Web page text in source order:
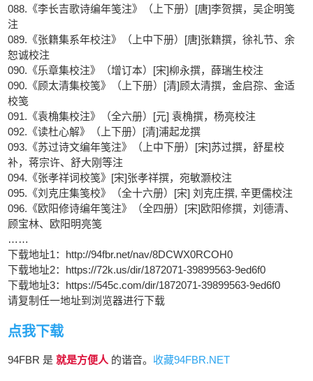
088.《李长吉歌诗编年笺注》（上下册）[唐]李贺撰，吴企明笺
注
089.《张籍集系年校注》（上中下册）[唐]张籍撰，徐礼节、余
恕诚校注
090.《乐章集校注》（增订本）[宋]柳永撰，薛瑞生校注
090.《顾太清集校笺》（上下册）[清]顾太清撰，金启孮、金适
校笺
091.《袁桷集校注》（全六册）[元] 袁桷撰，杨亮校注
092.《读杜心解》（上下册）[清]浦起龙撰
093.《苏过诗文编年笺注》（上中下册）[宋]苏过撰，舒星校
补，蒋宗许、舒大刚等注
094.《张孝祥词校笺》[宋]张孝祥撰，宛敏灏校注
095.《刘克庄集笺校》（全十六册）[宋] 刘克庄撰, 辛更儒校注
096.《欧阳修诗编年笺注》（全四册）[宋]欧阳修撰，刘德清、
顾宝林、欧阳明亮笺
……
下载地址1：http://94fbr.net/nav/8DCWX0RCOH0
下载地址2：https://72k.us/dir/1872071-39899563-9ed6f0
下载地址3：https://545c.com/dir/1872071-39899563-9ed6f0
请复制任一地址到浏览器进行下载
点我下载
94FBR 是就是方便人 的谐音。 收藏94FBR.NET